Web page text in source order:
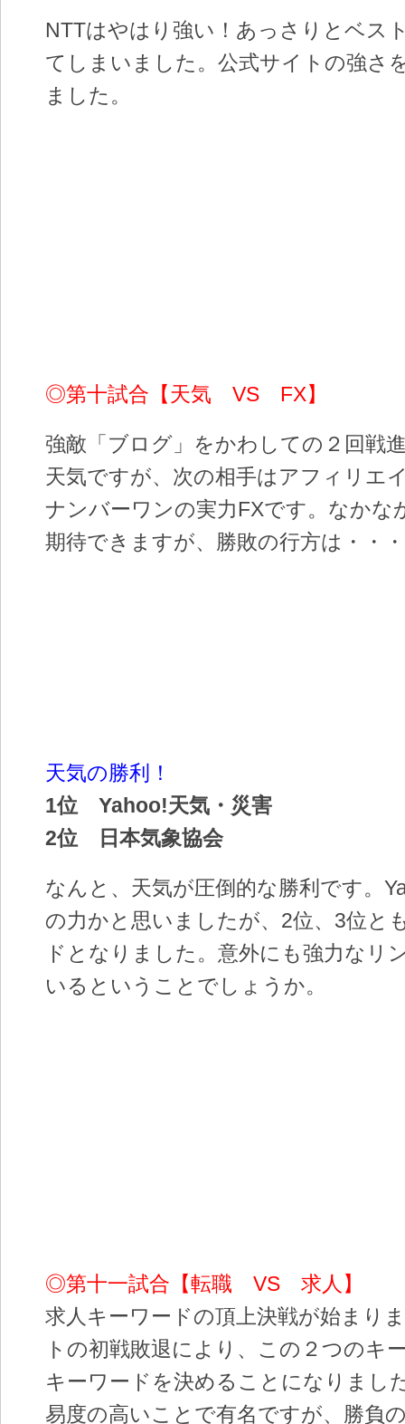
NTTはやはり強い！あっさりとベス
てしまいました。公式サイトの強さ
ました。
◎第十試合【天気 VS FX】
強敵「ブログ」をかわしての２回戦
天気ですが、次の相手はアフィリエ
ナンバーワンの実力FXです。なかな
期待できますが、勝敗の行方は・・
天気の勝利！
1位 Yahoo!天気・災害
2位 日本気象協会
なんと、天気が圧倒的な勝利です。
の力かと思いましたが、2位、3位と
ドとなりました。意外にも強力なリ
いるということでしょうか。
◎第十一試合【転職 VS 求人】
求人キーワードの頂上決戦が始まり
トの初戦敗退により、この２つのキ
キーワードを決めることになりまし
易度の高いことで有名ですが、勝負